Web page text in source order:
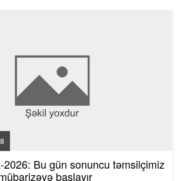
2026: Bu gün sonuncu təmsilçimiz
başlayır